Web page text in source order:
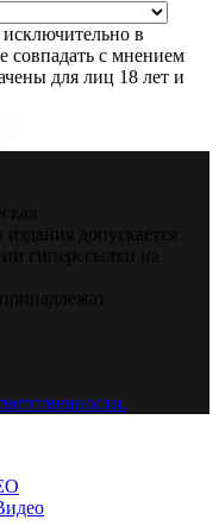
в
совпадать с мнением
для лиц 18 лет и
допускается
гиперссылки на